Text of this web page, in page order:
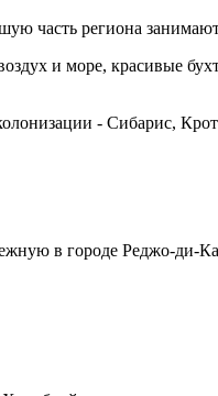
часть региона
и море, красивые
- Сибарис,
в городе Реджо-ди-